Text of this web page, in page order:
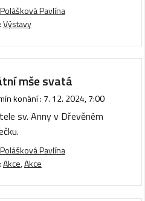
Polášková Pavlína
Výstavy
mše svatá
konání : 7. 12. 2024, 7:00
sv. Anny v Dřevěném
Polášková Pavlína
Akce,Akce